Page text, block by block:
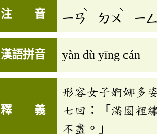
注 音 ㄧㄢ
ˋ
ㄉㄨ
ˋ
ㄧㄥ
漢語拼音 yàn dù yīng cán
釋 義
形容女子婀娜多
七回：「滿園裡
不盡。」